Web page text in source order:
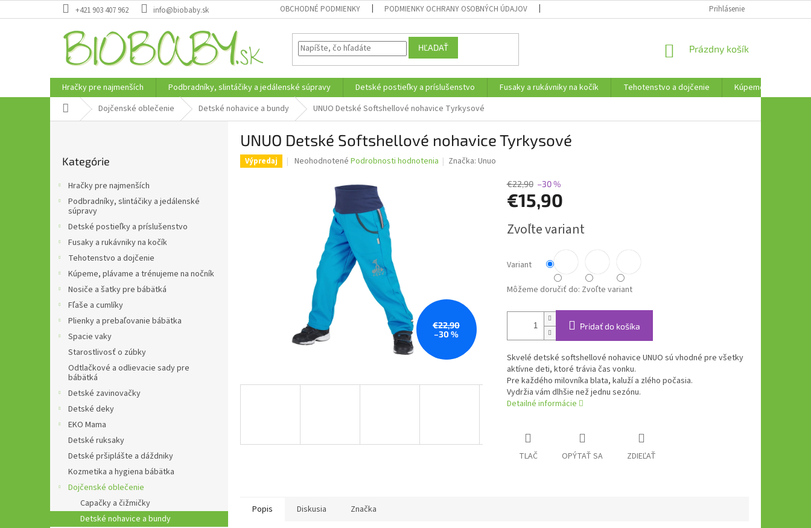
na
+421 903 407 962 info@biobaby.sk OBCHODNÉ PODMIENKY PODMIENKY OCHRANY OSOBNÝCH ÚDAJOV Prihlásenie
HĽADAŤ
NÁKUPNÝ
Prázdny košík
Hračky pre najmenších Podbradníky, slintáčiky a jedálenské súpravy Detské postieľky a príslušenstvo Fusaky a rukávniky na kočík Tehotenstvo a dojčenie
Kúpeme, plávame a
DomovDojčenské oblečenie Detské nohavice a bundy UNUO Detské Softshellové nohavice Tyrkysové
kategórie
Kategórie
Hračky pre najmenších
Podbradníky, slintáčiky a jedálenské
súpravy
Detské postieľky a príslušenstvo
Fusaky a rukávniky na kočík
Tehotenstvo a dojčenie
Kúpeme, plávame a trénujeme na nočník
Nosiče a šatky pre bábätká
Fľaše a cumlíky
Plienky a prebaľovanie bábätka
Spacie vaky
Starostlivosť o zúbky
Odtlačkové a odlievacie sady pre
bábätká
Detské zavinovačky
Detské deky
EKO Mama
Detské ruksaky
Detské pršiplášte a dáždniky
Kozmetika a hygiena bábätka
Dojčenské oblečenie
Capačky a čižmičky
Detské nohavice a bundy
UNUO Detské Softshellové nohavice Tyrkysové
Výpredaj
Priemerné
hviezdičiek.
Neohodnotené Podrobnosti hodnotenia Značka:Unuo
€22,90
–30 %
€22,90 –30 %
€15,90
cena:
Zvoľte variant
Variant
Môžeme doručiť do: Zvoľte variant
Pridať do košíka
Skvelé detské softshellové nohavice UNUO sú vhodné pre všetky
aktívne deti, ktoré trávia čas vonku.
Pre každého milovníka blata, kaluží a zlého počasia.
Vydržia vám dlhšie než jednu sezónu.
Detailné informácie
TLAČ OPÝTAŤ SA ZDIEĽAŤ
Popis Diskusia Značka